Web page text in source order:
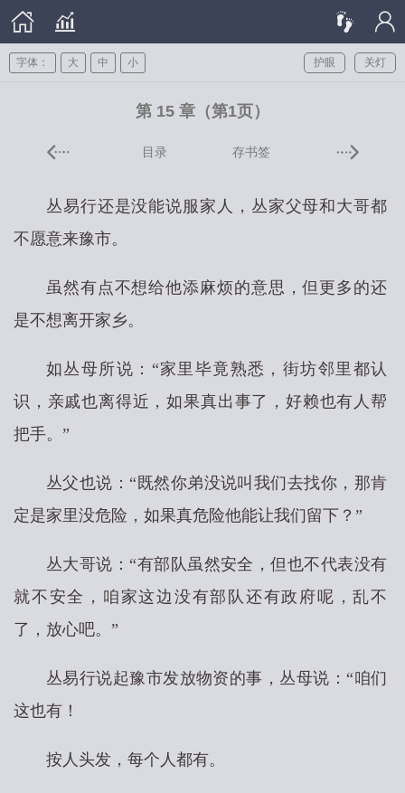
关灯
护眼
字体： 大 中 小
第 15 章（第1页）
目录 存书签
丛易行还是没能说服家人，丛家父母和大哥都
不愿意来豫市。
虽然有点不想给他添麻烦的意思，但更多的还
是不想离开家乡。
如丛母所说：“家里毕竟熟悉，街坊邻里都认
识，亲戚也离得近，如果真出事了，好赖也有人帮
把手。”
丛父也说：“既然你弟没说叫我们去找你，那肯
定是家里没危险，如果真危险他能让我们留下？”
丛大哥说：“有部队虽然安全，但也不代表没有
就不安全，咱家这边没有部队还有政府呢，乱不
了，放心吧。”
丛易行说起豫市发放物资的事，丛母说：“咱们
这也有！
按人头发，每个人都有。